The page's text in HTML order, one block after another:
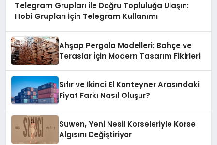
Telegram Grupları ile Doğru Topluluğa Ulaşın:
Hobi Grupları İçin Telegram Kullanımı
Ahşap Pergola Modelleri: Bahçe ve
Teraslar İçin Modern Tasarım Fikirleri
Sıfır ve İkinci El Konteyner Arasındaki
Fiyat Farkı Nasıl Oluşur?
Suwen, Yeni Nesil Korseleriyle Korse
Algısını Değiştiriyor